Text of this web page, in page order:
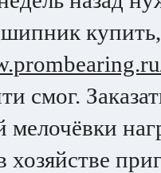
купить,
смог.
мелочёвки